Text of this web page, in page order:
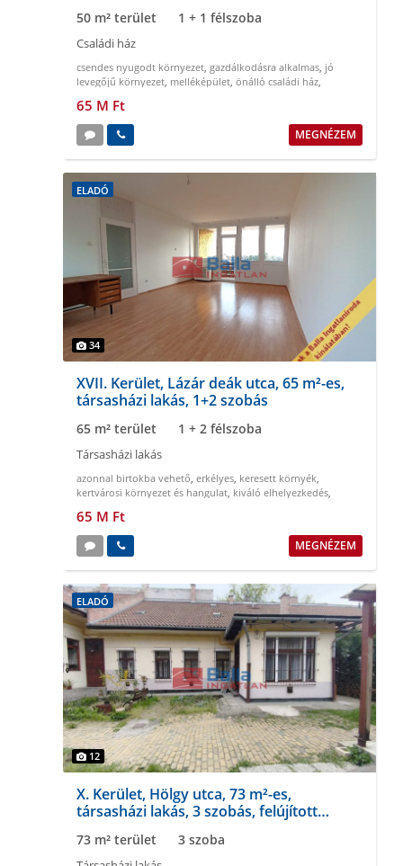
50 m² terület 1 + 1 félszoba
Családi ház
csendes nyugodt környezet, gazdálkodásra alkalmas, jó
levegőjű környezet, melléképület, önálló családi ház,
65 M Ft
MEGNÉZEM
ELADÓ
34
XVII. Kerület, Lázár deák utca, 65 m²-es,
társasházi lakás, 1+2 szobás
65 m² terület 1 + 2 félszoba
Társasházi lakás
azonnal birtokba vehető, erkélyes, keresett környék,
kertvárosi környezet és hangulat, kiváló elhelyezkedés,
65 M Ft
MEGNÉZEM
ELADÓ
12
X. Kerület, Hölgy utca, 73 m²-es,
társasházi lakás, 3 szobás, felújított
73 m² terület 3 szoba